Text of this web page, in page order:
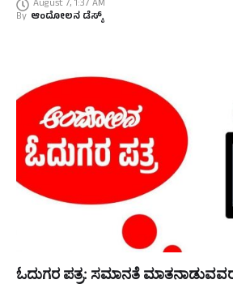
August 7, 1:37 AM
By ಆಂದೋಲನ ಡೆಸ್ಕ್
ಓದುಗರ ಪತ್ರ: ಸಮಾನತೆ